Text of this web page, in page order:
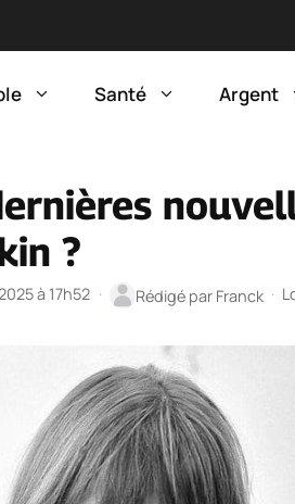
Santé Argent
?
à 17h52 · Rédigé par Franck ·